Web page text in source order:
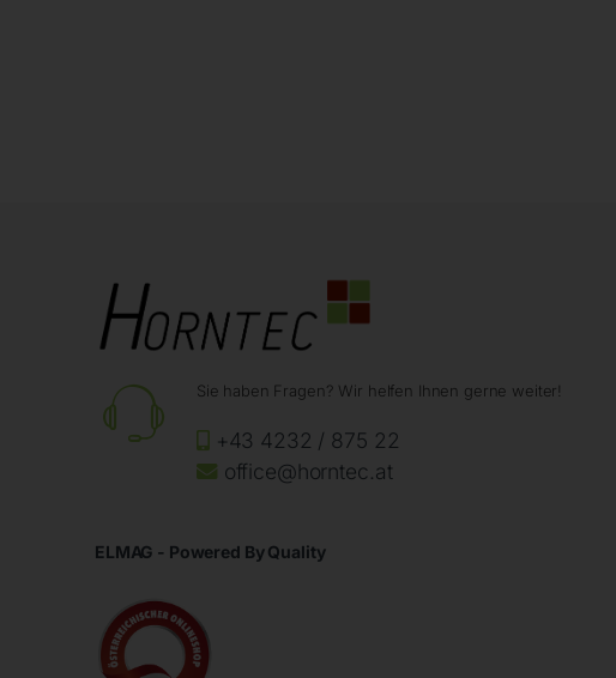
Sie haben Fragen? Wir helfen Ihnen gerne weiter!
+43 4232 / 875 22
office@horntec.at
ELMAG - Powered By Quality